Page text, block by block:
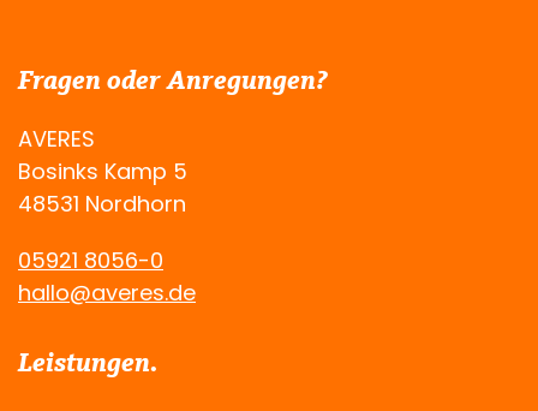
Fragen oder Anregungen?
AVERES
Bosinks Kamp 5
48531 Nordhorn
05921 8056-0
hallo@averes.de
Leistungen.